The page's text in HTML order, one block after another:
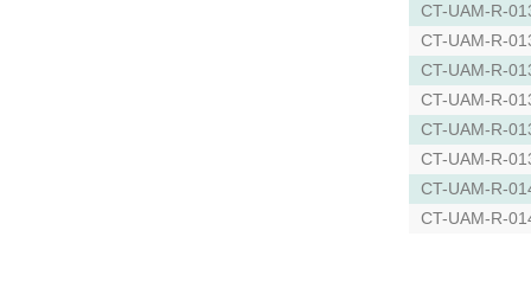
CT-UAM-R-
CT-UAM-R-
CT-UAM-R-
CT-UAM-R-
CT-UAM-R-
CT-UAM-R-
CT-UAM-R-
CT-UAM-R-